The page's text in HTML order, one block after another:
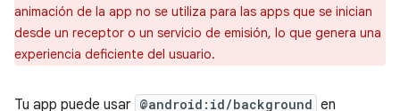
animación de la app no se utiliza para las apps que se inician
desde un receptor o un servicio de emisión, lo que genera una
experiencia deficiente del usuario.
Tu app puede usar @android:id/background en